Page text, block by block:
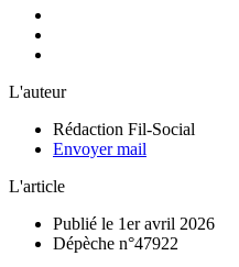
L'auteur
Rédaction Fil-Social
Envoyer mail
L'article
Publié le 1er avril 2026
Dépèche n°47922